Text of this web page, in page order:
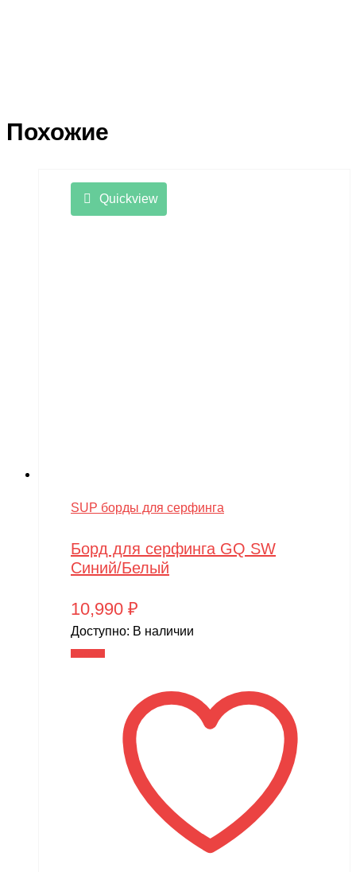
Похожие
Quickview
SUP борды для серфинга
Борд для серфинга GQ SW
Синий/Белый
10,990 ₽
Доступно: В наличии